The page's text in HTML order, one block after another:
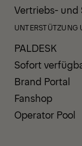
Vertriebs- und
UNTERSTÜTZUNG
PALDESK
Sofort
Brand Portal
Fanshop
Operator Pool